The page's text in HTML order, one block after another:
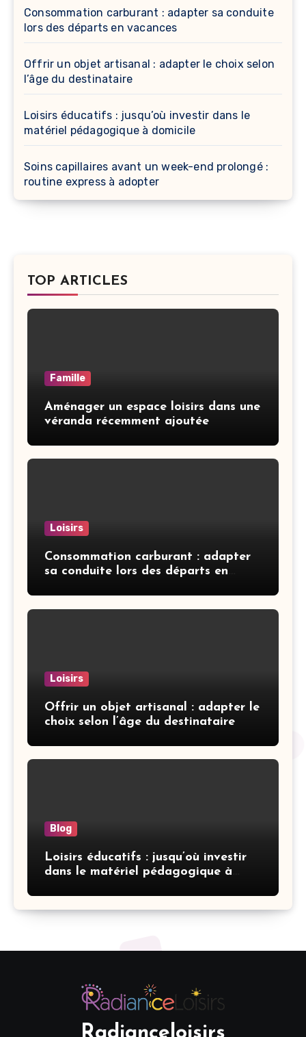
Consommation carburant : adapter sa conduite
lors des départs en vacances
Offrir un objet artisanal : adapter le choix selon
l’âge du destinataire
Loisirs éducatifs : jusqu’où investir dans le
matériel pédagogique à domicile
Soins capillaires avant un week-end prolongé :
routine express à adopter
TOP ARTICLES
Famille
Aménager un espace loisirs dans une
véranda récemment ajoutée
Loisirs
Consommation carburant : adapter
sa conduite lors des départs en
Loisirs
Offrir un objet artisanal : adapter le
choix selon l’âge du destinataire
Blog
Loisirs éducatifs : jusqu’où investir
dans le matériel pédagogique à